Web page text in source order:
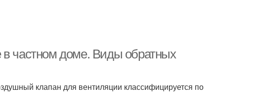
в частном доме. Виды обратных
клапан для вентиляции классифицируется по